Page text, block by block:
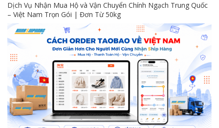
Dịch Vụ Nhận Mua Hộ và Vận Chuyển Chính Ngạch Trung Quốc
– Việt Nam Trọn Gói | Đơn Từ 50kg